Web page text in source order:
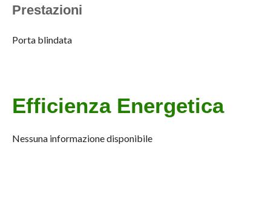
Prestazioni
Porta blindata
Efficienza Energetica
Nessuna informazione disponibile